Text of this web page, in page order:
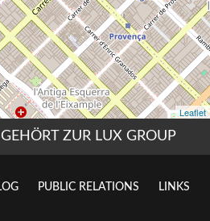
ZUR LUX GROUP
PUBLIC RELATIONS LINKS